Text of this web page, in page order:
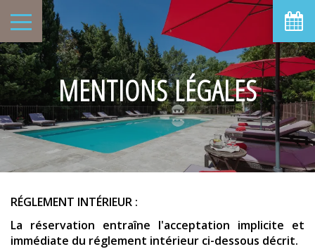
MENTIONS LÉGALES
RÉGLEMENT INTÉRIEUR :
La réservation entraîne l'acceptation implicite et
immédiate du réglement intérieur ci-dessous décrit.